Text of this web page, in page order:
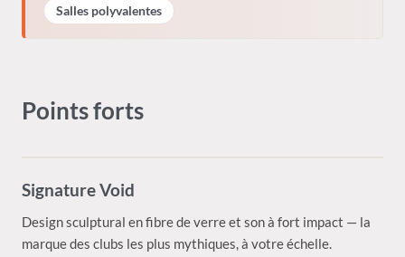
Salles polyvalentes
Points forts
Signature Void
Design sculptural en fibre de verre et son à fort impact — la
marque des clubs les plus mythiques, à votre échelle.